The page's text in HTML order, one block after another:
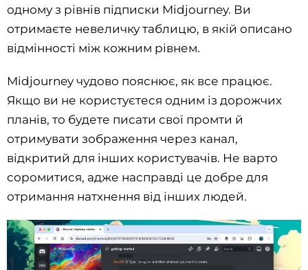
одному з рівнів підписки Midjourney. Ви
отримаєте невеличку таблицю, в якій описано
відмінності між кожним рівнем.
Midjourney чудово пояснює, як все працює.
Якщо ви не користуєтеся одним із дорожчих
планів, то будете писати свої промти й
отримувати зображення через канал,
відкритий для інших користувачів. Не варто
соромитися, адже насправді це добре для
отримання натхнення від інших людей.